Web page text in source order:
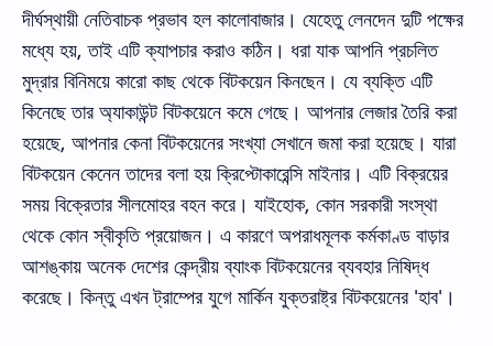
দীর্ঘস্থায়ী নেতিবাচক প্রভাব হল কালোবাজার। যেহেতু লেনদেন দুটি পক্ষের
মধ্যে হয়, তাই এটি ক্যাপচার করাও কঠিন। ধরা যাক আপনি প্রচলিত
মুদ্রার বিনিময়ে কারো কাছ থেকে বিটকয়েন কিনছেন। যে ব্যক্তি এটি
কিনেছে তার অ্যাকাউন্ট বিটকয়েনে কমে গেছে। আপনার লেজার তৈরি করা
হয়েছে, আপনার কেনা বিটকয়েনের সংখ্যা সেখানে জমা করা হয়েছে। যারা
বিটকয়েন কেনেন তাদের বলা হয় ক্রিপ্টোকারেন্সি মাইনার। এটি বিক্রয়ের
সময় বিক্রেতার সীলমোহর বহন করে। যাইহোক, কোন সরকারী সংস্থা
থেকে কোন স্বীকৃতি প্রয়োজন। এ কারণে অপরাধমূলক কর্মকাণ্ড বাড়ার
আশঙ্কায় অনেক দেশের কেন্দ্রীয় ব্যাংক বিটকয়েনের ব্যবহার নিষিদ্ধ
করেছে। কিন্তু এখন ট্রাম্পের যুগে মার্কিন যুক্তরাষ্ট্র বিটকয়েনের 'হাব'।